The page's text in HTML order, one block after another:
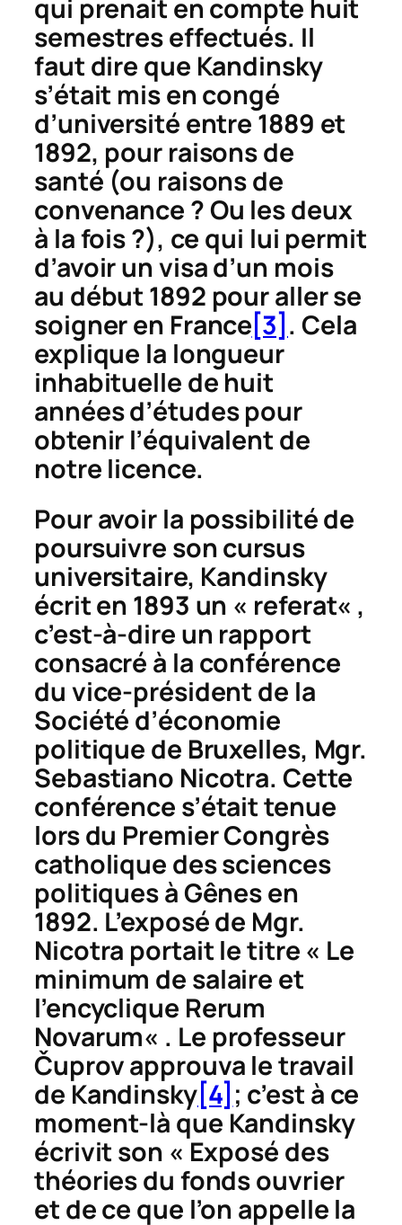
qui prenait en compte huit
semestres effectués. Il
faut dire que Kandinsky
s’était mis en congé
d’université entre 1889 et
1892, pour raisons de
santé (ou raisons de
convenance ? Ou les deux
à la fois ?), ce qui lui permit
d’avoir un visa d’un mois
au début 1892 pour aller se
soigner en France[3] . Cela
explique la longueur
inhabituelle de huit
années d’études pour
obtenir l’équivalent de
notre licence.
Pour avoir la possibilité de
poursuivre son cursus
universitaire, Kandinsky
écrit en 1893 un « referat« ,
c’est-à-dire un rapport
consacré à la conférence
du vice-président de la
Société d’économie
politique de Bruxelles, Mgr.
Sebastiano Nicotra. Cette
conférence s’était tenue
lors du Premier Congrès
catholique des sciences
politiques à Gênes en
1892. L’exposé de Mgr.
Nicotra portait le titre « Le
minimum de salaire et
l’encyclique Rerum
Novarum« . Le professeur
Čuprov approuva le travail
de Kandinsky[4] ; c’est à ce
moment-là que Kandinsky
écrivit son « Exposé des
théories du fonds ouvrier
et de ce que l’on appelle la